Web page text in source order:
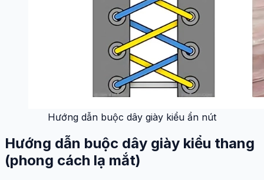
Hướng dẫn buộc dây giày kiểu ẩn nút
Hướng dẫn buộc dây giày kiểu thang
(phong cách lạ mắt)